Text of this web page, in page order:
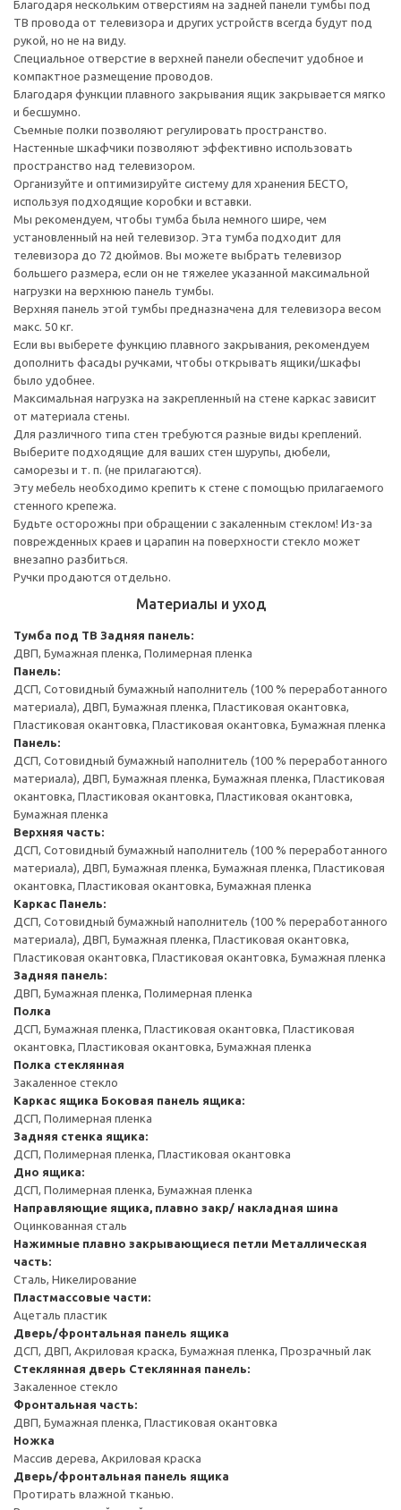
Благодаря нескольким отверстиям на задней панели тумбы под
ТВ провода от телевизора и других устройств всегда будут под
рукой, но не на виду.
Специальное отверстие в верхней панели обеспечит удобное и
компактное размещение проводов.
Благодаря функции плавного закрывания ящик закрывается мягко
и бесшумно.
Съемные полки позволяют регулировать пространство.
Настенные шкафчики позволяют эффективно использовать
пространство над телевизором.
Организуйте и оптимизируйте систему для хранения БЕСТО,
используя подходящие коробки и вставки.
Мы рекомендуем, чтобы тумба была немного шире, чем
установленный на ней телевизор. Эта тумба подходит для
телевизора до 72 дюймов. Вы можете выбрать телевизор
большего размера, если он не тяжелее указанной максимальной
нагрузки на верхнюю панель тумбы.
Верхняя панель этой тумбы предназначена для телевизора весом
макс. 50 кг.
Если вы выберете функцию плавного закрывания, рекомендуем
дополнить фасады ручками, чтобы открывать ящики/шкафы
было удобнее.
Максимальная нагрузка на закрепленный на стене каркас зависит
от материала стены.
Для различного типа стен требуются разные виды креплений.
Выберите подходящие для ваших стен шурупы, дюбели,
саморезы и т. п. (не прилагаются).
Эту мебель необходимо крепить к стене с помощью прилагаемого
стенного крепежа.
Будьте осторожны при обращении с закаленным стеклом! Из-за
поврежденных краев и царапин на поверхности стекло может
внезапно разбиться.
Ручки продаются отдельно.
Материалы и уход
Тумба под ТВ Задняя панель:
ДВП, Бумажная пленка, Полимерная пленка
Панель:
ДСП, Сотовидный бумажный наполнитель (100 % переработанного
материала), ДВП, Бумажная пленка, Пластиковая окантовка,
Пластиковая окантовка, Пластиковая окантовка, Бумажная пленка
Панель:
ДСП, Сотовидный бумажный наполнитель (100 % переработанного
материала), ДВП, Бумажная пленка, Бумажная пленка, Пластиковая
окантовка, Пластиковая окантовка, Пластиковая окантовка,
Бумажная пленка
Верхняя часть:
ДСП, Сотовидный бумажный наполнитель (100 % переработанного
материала), ДВП, Бумажная пленка, Бумажная пленка, Пластиковая
окантовка, Пластиковая окантовка, Бумажная пленка
Каркас Панель:
ДСП, Сотовидный бумажный наполнитель (100 % переработанного
материала), ДВП, Бумажная пленка, Пластиковая окантовка,
Пластиковая окантовка, Пластиковая окантовка, Бумажная пленка
Задняя панель:
ДВП, Бумажная пленка, Полимерная пленка
Полка
ДСП, Бумажная пленка, Пластиковая окантовка, Пластиковая
окантовка, Пластиковая окантовка, Бумажная пленка
Полка стеклянная
Закаленное стекло
Каркас ящика Боковая панель ящика:
ДСП, Полимерная пленка
Задняя стенка ящика:
ДСП, Полимерная пленка, Пластиковая окантовка
Дно ящика:
ДСП, Полимерная пленка, Бумажная пленка
Направляющие ящика, плавно закр/ накладная шина
Оцинкованная сталь
Нажимные плавно закрывающиеся петли Металлическая
часть:
Сталь, Никелирование
Пластмассовые части:
Ацеталь пластик
Дверь/фронтальная панель ящика
ДСП, ДВП, Акриловая краска, Бумажная пленка, Прозрачный лак
Стеклянная дверь Стеклянная панель:
Закаленное стекло
Фронтальная часть:
ДВП, Бумажная пленка, Пластиковая окантовка
Ножка
Массив дерева, Акриловая краска
Дверь/фронтальная панель ящика
Протирать влажной тканью.